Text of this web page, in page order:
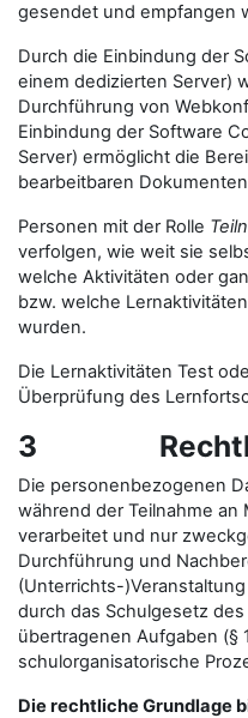
gesendet und empfangen
Durch die Einbindung der
einem dedizierten Server)
Durchführung von
Einbindung der Software
Server) ermöglicht die
bearbeitbaren
Personen mit der Rolle
verfolgen, wie weit sie
welche Aktivitäten oder
bzw. welche
wurden.
Die Lernaktivitäten Test
Überprüfung des
3
Die personenbezogenen
während der Teilnahme
verarbeitet und nur
Durchführung und
(Unterrichts-
durch das Schulgesetz
übertragenen Aufgaben (§
schulorganisatorische
Die rechtliche Grundlage